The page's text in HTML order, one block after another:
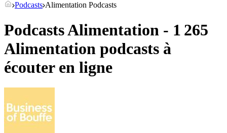
Podcasts Alimentation Podcasts
Podcasts Alimentation - 1 265
Alimentation podcasts à
écouter en ligne